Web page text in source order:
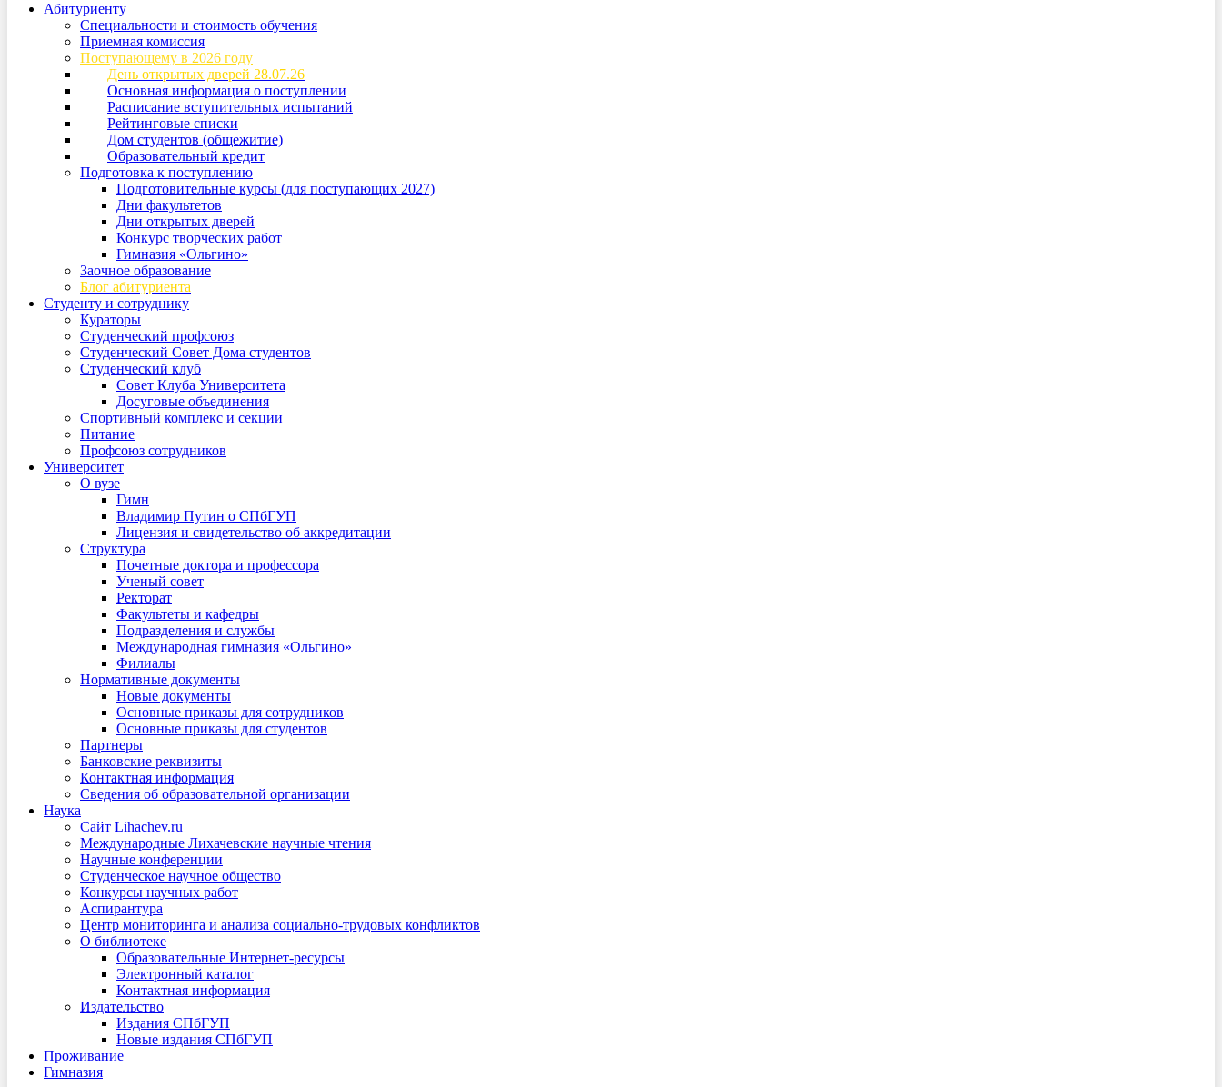
Абитуриенту
Специальности и стоимость обучения
Приемная комиссия
Поступающему в 2026 году
День открытых дверей 28.07.26
Основная информация о поступлении
Расписание вступительных испытаний
Рейтинговые списки
Дом студентов (общежитие)
Образовательный кредит
Подготовка к поступлению
Подготовительные курсы (для поступающих 2027)
Дни факультетов
Дни открытых дверей
Конкурс творческих работ
Гимназия «Ольгино»
Заочное образование
Блог абитуриента
Студенту и сотруднику
Кураторы
Студенческий профсоюз
Студенческий Совет Дома студентов
Студенческий клуб
Совет Клуба Университета
Досуговые объединения
Спортивный комплекс и секции
Питание
Профсоюз сотрудников
Университет
О вузе
Гимн
Владимир Путин о СПбГУП
Лицензия и свидетельство об аккредитации
Структура
Почетные доктора и профессора
Ученый совет
Ректорат
Факультеты и кафедры
Подразделения и службы
Международная гимназия «Ольгино»
Филиалы
Нормативные документы
Новые документы
Основные приказы для сотрудников
Основные приказы для студентов
Партнеры
Банковские реквизиты
Контактная информация
Сведения об образовательной организации
Наука
Сайт Lihachev.ru
Международные Лихачевские научные чтения
Научные конференции
Студенческое научное общество
Конкурсы научных работ
Аспирантура
Центр мониторинга и анализа социально-трудовых конфликтов
О библиотеке
Образовательные Интернет-ресурсы
Электронный каталог
Контактная информация
Издательство
Издания СПбГУП
Новые издания СПбГУП
Проживание
Гимназия